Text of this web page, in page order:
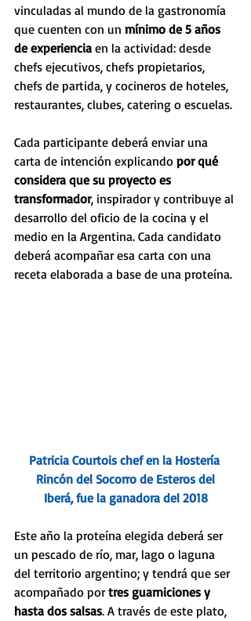
vinculadas al mundo de la gastronomía
que cuenten con un mínimo de 5 años
de experiencia en la actividad: desde
chefs ejecutivos, chefs propietarios,
chefs de partida, y cocineros de hoteles,
restaurantes, clubes, catering o escuelas.
Cada participante deberá enviar una
carta de intención explicando por qué
considera que su proyecto es
transformador, inspirador y contribuye al
desarrollo del oficio de la cocina y el
medio en la Argentina. Cada candidato
deberá acompañar esa carta con una
receta elaborada a base de una proteína.
Patricia Courtois chef en la Hostería
Rincón del Socorro de Esteros del
Iberá, fue la ganadora del 2018
Este año la proteína elegida deberá ser
un pescado de río, mar, lago o laguna
del territorio argentino; y tendrá que ser
acompañado por tres guarniciones y
hasta dos salsas. A través de este plato,